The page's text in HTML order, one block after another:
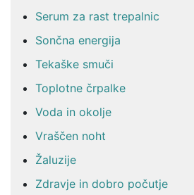
Serum za rast trepalnic
Sončna energija
Tekaške smuči
Toplotne črpalke
Voda in okolje
Vraščen noht
Žaluzije
Zdravje in dobro počutje